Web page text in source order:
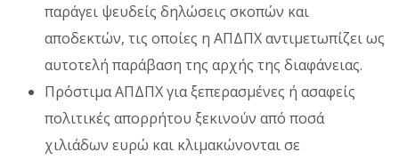
παράγει ψευδείς δηλώσεις σκοπών και
αποδεκτών, τις οποίες η ΑΠΔΠΧ αντιμετωπίζει ως
αυτοτελή παράβαση της αρχής της διαφάνειας.
Πρόστιμα ΑΠΔΠΧ για ξεπερασμένες ή ασαφείς
πολιτικές απορρήτου ξεκινούν από ποσά
χιλιάδων ευρώ και κλιμακώνονται σε